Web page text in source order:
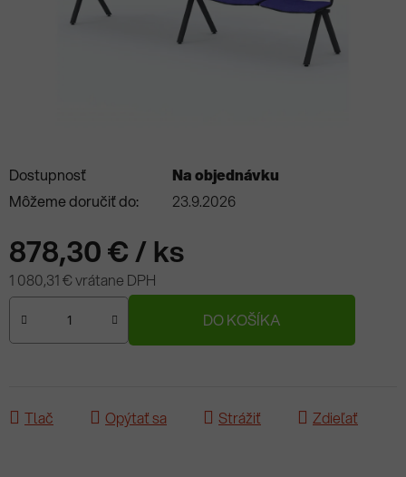
Dostupnosť
Na objednávku
Môžeme doručiť do:
23.9.2026
878,30 €/ ks
1 080,31 € vrátane DPH
DO KOŠÍKA
Tlač Opýtať sa Strážiť Zdieľať